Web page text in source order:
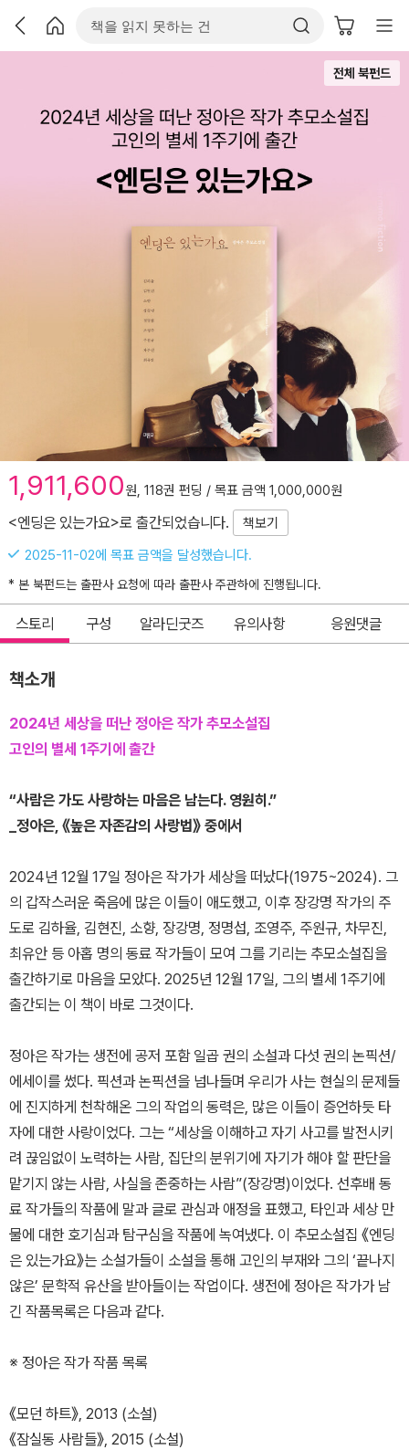
전체 북펀드
1,911,600원, 118권 펀딩 / 목표 금액 1,000,000원
<엔딩은 있는가요>로 출간되었습니다.
책보기
2025-11-02에 목표 금액을 달성했습니다.
* 본 북펀드는 출판사 요청에 따라 출판사 주관하에 진행됩니다.
스토리 구성 알라딘굿즈 유의사항 응원댓글
책소개
2024년 세상을 떠난 정아은 작가 추모소설집
고인의 별세 1주기에 출간
“사람은 가도 사랑하는 마음은 남는다. 영원히.”
_정아은, 《높은 자존감의 사랑법》 중에서
2024년 12월 17일 정아은 작가가 세상을 떠났다(1975~2024). 그
의 갑작스러운 죽음에 많은 이들이 애도했고, 이후 장강명 작가의 주
도로 김하율, 김현진, 소향, 장강명, 정명섭, 조영주, 주원규, 차무진,
최유안 등 아홉 명의 동료 작가들이 모여 그를 기리는 추모소설집을
출간하기로 마음을 모았다. 2025년 12월 17일, 그의 별세 1주기에
출간되는 이 책이 바로 그것이다.
정아은 작가는 생전에 공저 포함 일곱 권의 소설과 다섯 권의 논픽션/
에세이를 썼다. 픽션과 논픽션을 넘나들며 우리가 사는 현실의 문제들
에 진지하게 천착해온 그의 작업의 동력은, 많은 이들이 증언하듯 타
자에 대한 사랑이었다. 그는 “세상을 이해하고 자기 사고를 발전시키
려 끊임없이 노력하는 사람, 집단의 분위기에 자기가 해야 할 판단을
맡기지 않는 사람, 사실을 존중하는 사람”(장강명)이었다. 선후배 동
료 작가들의 작품에 말과 글로 관심과 애정을 표했고, 타인과 세상 만
물에 대한 호기심과 탐구심을 작품에 녹여냈다. 이 추모소설집 《엔딩
은 있는가요》는 소설가들이 소설을 통해 고인의 부재와 그의 ‘끝나지
않은’ 문학적 유산을 받아들이는 작업이다. 생전에 정아은 작가가 남
긴 작품목록은 다음과 같다.
※ 정아은 작가 작품 목록
《모던 하트》, 2013 (소설)
《잠실동 사람들》, 2015 (소설)